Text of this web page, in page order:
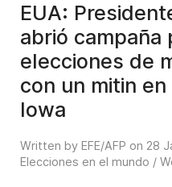
EUA:
abrió campaña
elecciones de
con un mitin
Iowa
Written by EFE/AFP on 28
Elecciones en el mundo /